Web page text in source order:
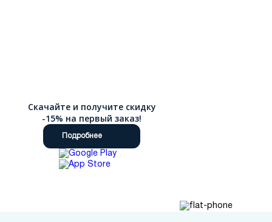
Скачайте и получите скидку
-15% на первый заказ!
Подробнее